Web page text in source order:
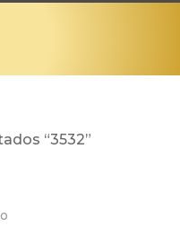
“3532”